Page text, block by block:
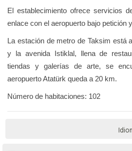
El establecimiento ofrece servicios
enlace con el aeropuerto bajo petición
La estación de metro de Taksim está
y la avenida Istiklal, llena de
tiendas y galerías de arte, se
aeropuerto Atatürk queda a 20 km.
Número de habitaciones: 102